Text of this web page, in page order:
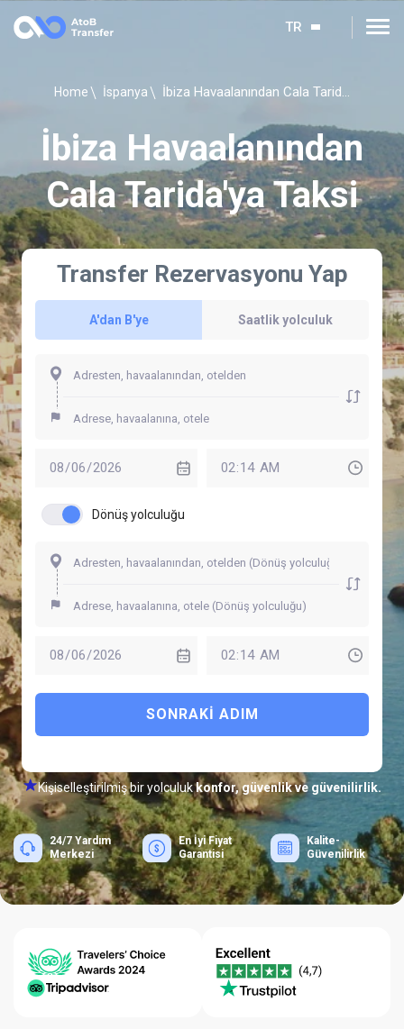
TR
Home İspanya İbiza Havaalanından Cala Tarida'ya Taksi
İbiza Havaalanından
Cala Tarida'ya Taksi
Transfer Rezervasyonu Yap
A'dan B'ye Saatlik yolculuk
Dönüş yolculuğu
SONRAKI ADIM
Kişiselleştirilmiş bir yolculukkonfor, güvenlik ve güvenilirlik.
24/7 Yardım
Merkezi
En İyi Fiyat
Garantisi
Kalite-
Güvenilirlik